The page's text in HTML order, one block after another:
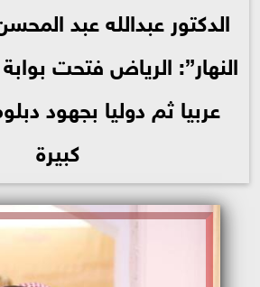
الدكتور عبدالله عبد
النهار”: الرياض فتحت
عربيا ثم دوليا بجهود
كبيرة